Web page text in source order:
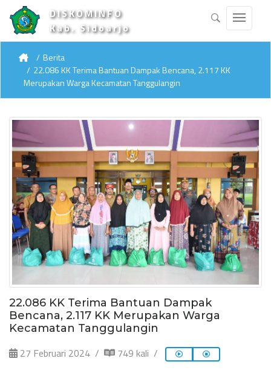
DISKOMINFO
Kab. Sidoarjo
Berita
22.086 KK Terima Bantuan Dampak Bencana, 2.117 KK
Merupakan Warga Kecamatan Tanggulangin
22.086 KK Terima Bantuan Dampak
Bencana, 2.117 KK Merupakan Warga
Kecamatan Tanggulangin
27 Februari 2024
749 kali